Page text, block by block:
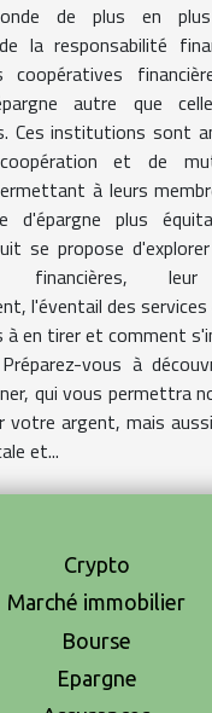
de plus en
la responsabilité
coopératives
autre que
Ces institutions sont
et de
à leurs
d'épargne plus
se propose
financières,
l'éventail des
en tirer et comment
vous à
qui vous permettra
argent, mais
et...
Crypto
Marché immobilier
Bourse
Epargne